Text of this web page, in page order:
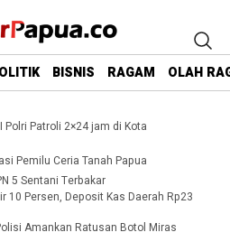
BISNIS RAGAM OLAH
Patroli 2×24 jam di Kota
Pemilu Ceria Tanah Papua
5 Sentani Terbakar
10 Persen, Deposit Kas Daerah Rp23
Amankan Ratusan Botol Miras